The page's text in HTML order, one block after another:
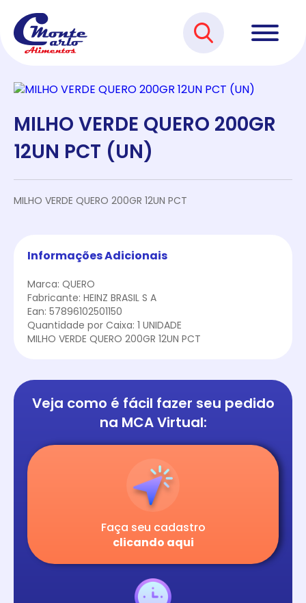
MILHO VERDE QUERO 200GR
12UN PCT (UN)
MILHO VERDE QUERO 200GR 12UN PCT
Informações Adicionais
Marca: QUERO
Fabricante: HEINZ BRASIL S A
Ean: 57896102501150
Quantidade por Caixa: 1 UNIDADE
MILHO VERDE QUERO 200GR 12UN PCT
Veja como é fácil fazer seu pedido
na MCA Virtual:
Faça seu cadastro
clicando aqui